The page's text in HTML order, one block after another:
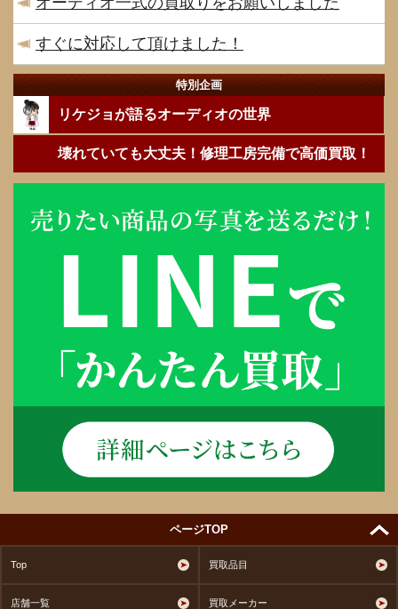
すぐに対応して頂けました！
特別企画
リケジョが語るオーディオの世界
壊れていても大丈夫！修理工房完備で高価買取！
ページTOP
Top 買取品目
店舗一覧 買取メーカー